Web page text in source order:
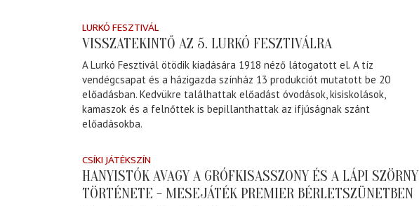
LURKÓ FESZTIVÁL
VISSZATEKINTŐ AZ 5. LURKÓ FESZTIVÁLRA
A Lurkó Fesztivál ötödik kiadására 1918 néző látogatott el. A tíz
vendégcsapat és a házigazda színház 13 produkciót mutatott be 20
előadásban. Kedvükre találhattak előadást óvodások, kisiskolások,
kamaszok és a felnőttek is bepillanthattak az ifjúságnak szánt
előadásokba.
CSÍKI JÁTÉKSZÍN
HANYISTÓK AVAGY A GRÓFKISASSZONY ÉS A LÁPI SZÖRNY
TÖRTÉNETE - MESEJÁTÉK PREMIER BÉRLETSZÜNETBEN